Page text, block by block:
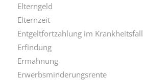
Elterngeld
Elternzeit
Entgeltfortzahlung im Krankheitsfall
Erfindung
Ermahnung
Erwerbsminderungsrente